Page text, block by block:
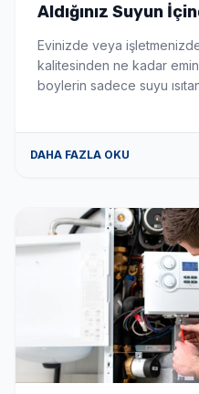
Aldığınız Suyun
Bilseniz
Servisi
Evinizde veya işletmenizde
kalitesinden ne kadar
boylerin sadece suyu
değil, banyonuzun
DAHA FAZLA OKU